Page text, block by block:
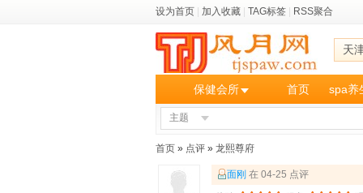
设为首页 加入收藏 TAG标签 RSS聚合
天
保健会所 首页 spa养
主题
首页 » 点评 » 龙熙尊府
面刚 在 04-25 点评